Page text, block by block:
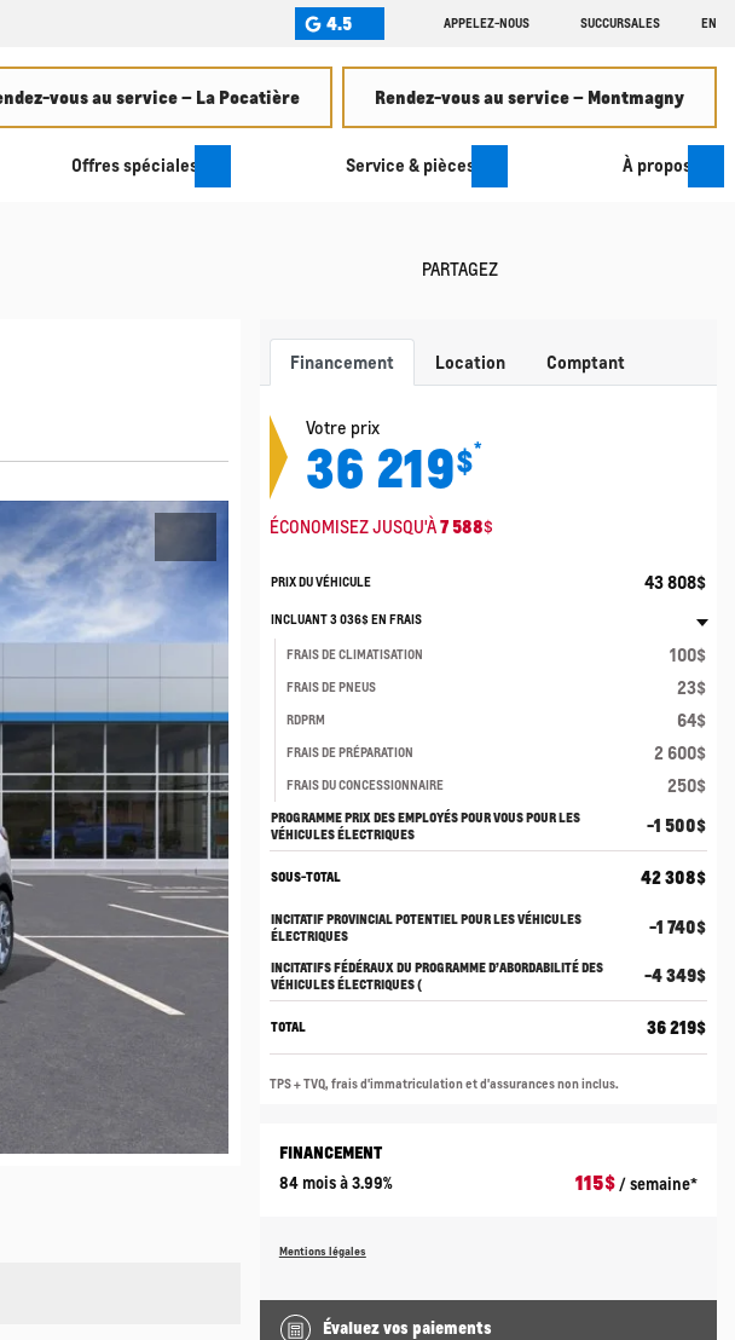
4.5 APPELEZ-NOUS SUCCURSALES EN
vous au service – La Pocatière Rendez-vous au service – Montmagny
Offres spéciales Service & pièces À propos
PARTAGEZ
Financement Location Comptant
Votre prix
36 219$*
ÉCONOMISEZ JUSQU'À7 588$
PRIX DU VÉHICULE 43 808$
INCLUANT3 036$EN FRAIS
FRAIS DE CLIMATISATION 100$
FRAIS DE PNEUS 23$
RDPRM 64$
FRAIS DE PRÉPARATION 2 600$
FRAIS DU CONCESSIONNAIRE 250$
PROGRAMME PRIX DES EMPLOYÉS POUR VOUS POUR LES
VÉHICULES ÉLECTRIQUES
-1 500$
SOUS-TOTAL 42 308$
INCITATIF PROVINCIAL POTENTIEL POUR LES VÉHICULES
ÉLECTRIQUES
-1 740$
INCITATIFS FÉDÉRAUX DU PROGRAMME D’ABORDABILITÉ DES
VÉHICULES ÉLECTRIQUES (
-4 349$
TOTAL 36 219$
TPS + TVQ, frais d'immatriculation et d'assurances non inclus.
FINANCEMENT
84 mois à 3.99%
115$/ semaine*
Mentions légales
Évaluez vos paiements